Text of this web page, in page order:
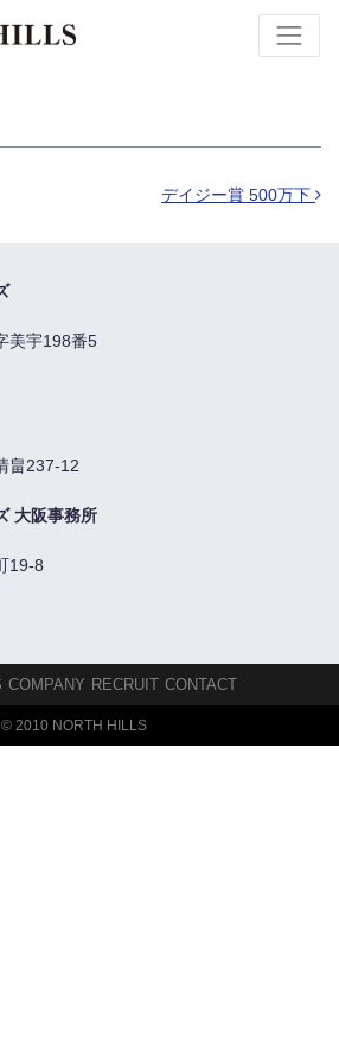
デイジー賞 500万下
美宇198番5
畠237-12
大阪事務所
19-8
COMPANY RECRUIT CONTACT
© 2010 NORTH HILLS